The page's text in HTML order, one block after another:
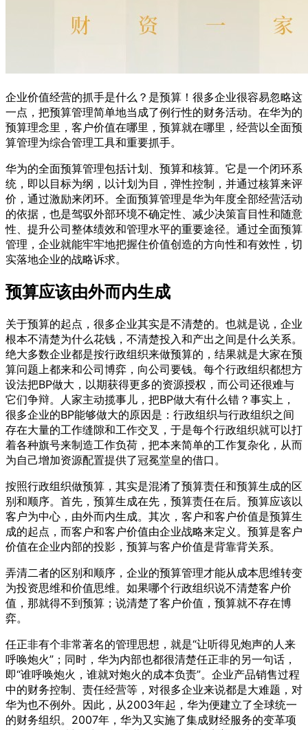
企业价值经营的抓手是什么？是预算！很多企业很容易忽略这
一点，把预算管理简单地当成了例行性的财务活动。在华为的
预算理念里，客户价值在哪里，预算就在哪里，经营以全面预
算管理为综合管理工具和重要抓手。
华为的全面预算管理包括计划、预算和核算。它是一个闭环系
统，即以目标为纲，以计划为目，弹性控制，并通过核算来评
价，通过激励来闭环。全面预算管理是华为年度全部经营活动
的依据，也是驾驭外部环境不确定性、减少决策盲目性和随意
性、提升公司整体绩效和管理水平的重要途径。通过全面预算
管理，企业就能牢牢地把握住价值创造的方向性和有效性，切
实落地企业的战略诉求。
预算应该由外而内生成
关于预算的起点，很多企业其实是不清楚的。也就是说，企业
根本不清楚为什么花钱，不清楚投入和产出之间是什么关系。
绝大多数企业都是按行政组织来做预算的，结果就是大家在预
算问题上都来和公司博弈，向公司要钱。每个行政组织都想方
设法把BP做大，以期获得更多的资源授权，而公司还很难与
它们争辩。人家主动揽事儿，把BP做大有什么错？事实上，
很多企业的BP能够做大的原因是：行政组织与行政组织之间
存在大量的工作缝隙和工作交叉，于是每个行政组织就可以打
着各种旗号来制造工作负荷，把本来简单的工作复杂化，从而
为自己增加资源配置提供了冠冕堂皇的借口。
按照行政组织做预算，其实是混淆了预算责任和预算生成的区
别和顺序。首先，预算生成在先，预算责任在后。预算应该以
客户为中心，由外而内生成。其次，客户和客户价值是预算生
成的起点，而客户和客户价值由企业战略来定义。预算是客户
价值在企业内部的投影，预算与客户价值是背靠背关系。
弄清二者的区别和顺序，企业的预算管理才能从成本思维转变
为投资思维和价值思维。如果哪个行政组织说不清楚客户价
值，那就得不到预算；说清楚了客户价值，预算就不存在博
弈。
任正非有个非常著名的管理思想，就是“让听得见炮声的人来
呼唤炮火”；同时，华为内部也都很清楚任正非的另一句话，
即“谁呼唤炮火，谁就对炮火的成本负责”。企业产品销售过程
中的财务控制、责任经营等，对很多企业来说都是大难题，对
华为也不例外。因此，从2003年起，华为便建立了全球统一
的财务组织。2007年，华为又实施了集成财经服务的变革项